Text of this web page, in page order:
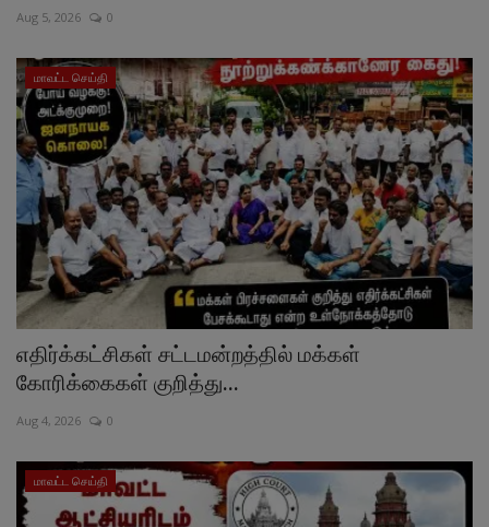
Aug 5, 2026 0
மாவட்ட செய்தி
எதிர்க்கட்சிகள் சட்டமன்றத்தில் மக்கள்
கோரிக்கைகள் குறித்து...
Aug 4, 2026 0
மாவட்ட செய்தி